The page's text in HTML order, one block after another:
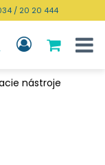
/ 20 20 444
nástroje